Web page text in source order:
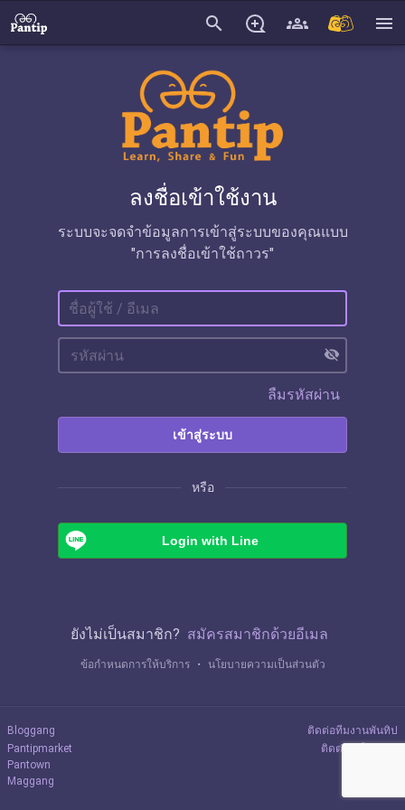
search menu
ลงชื่อเข้าใช้งาน
ระบบจะจดจำข้อมูลการเข้าสู่ระบบของคุณแบบ
"การลงชื่อเข้าใช้ถาวร"
visibility_off
ลืมรหัสผ่าน
เข้าสู่ระบบ
หรือ
Login with Line
ยังไม่เป็นสมาชิก? สมัครสมาชิกด้วยอีเมล
ข้อกำหนดการให้บริการ ・ นโยบายความเป็นส่วนตัว
Bloggang
Pantipmarket
Pantown
Maggang
ติดต่อทีมงานพันทิป
ติดต่อลงโฆษณา